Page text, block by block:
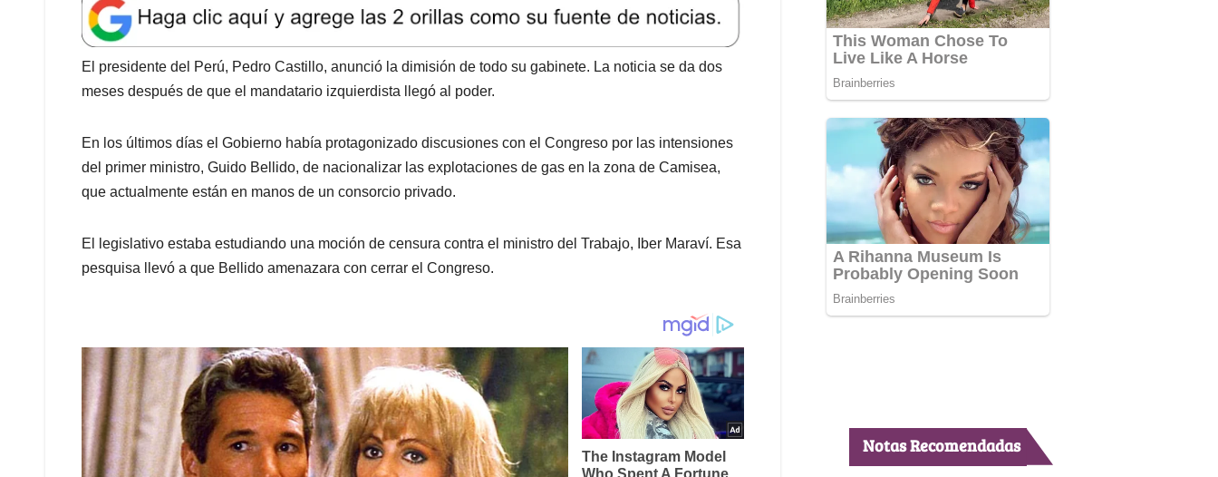
t
s
A
p
e
b
o
o
k
e
d
I
l
e
a
d
s
El presidente del Perú, Pedro Castillo, anunció la dimisión de todo su gabinete. La noticia se da dos
meses después de que el mandatario izquierdista llegó al poder.
En los últimos días el Gobierno había protagonizado discusiones con el Congreso por las intensiones
del primer ministro, Guido Bellido, de nacionalizar las explotaciones de gas en la zona de Camisea,
que actualmente están en manos de un consorcio privado.
El legislativo estaba estudiando una moción de censura contra el ministro del Trabajo, Iber Maraví. Esa
pesquisa llevó a que Bellido amenazara con cerrar el Congreso.
Notas Recomendadas